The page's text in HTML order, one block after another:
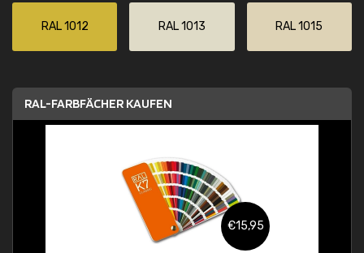
RAL 1012 RAL 1013 RAL 1015
RAL-FARBFÄCHER KAUFEN
€15,95